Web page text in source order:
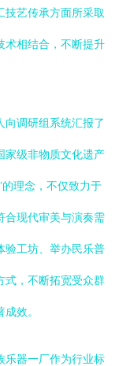
技艺传承方面所采取
术相结合，不断提升
向调研组系统汇报了
家级非物质文化遗产
理念，不仅致力于
合现代审美与演奏需
验工坊、举办民乐普
式，不断拓宽受众群
效。
乐器一厂作为行业标